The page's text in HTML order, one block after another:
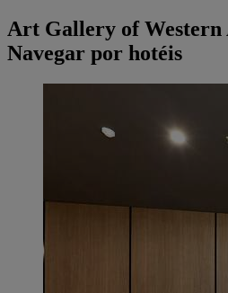
Art Gallery of Western
Navegar por hotéis